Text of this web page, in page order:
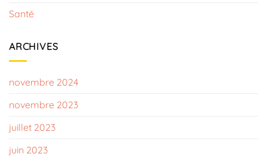
Santé
ARCHIVES
novembre 2024
novembre 2023
juillet 2023
juin 2023